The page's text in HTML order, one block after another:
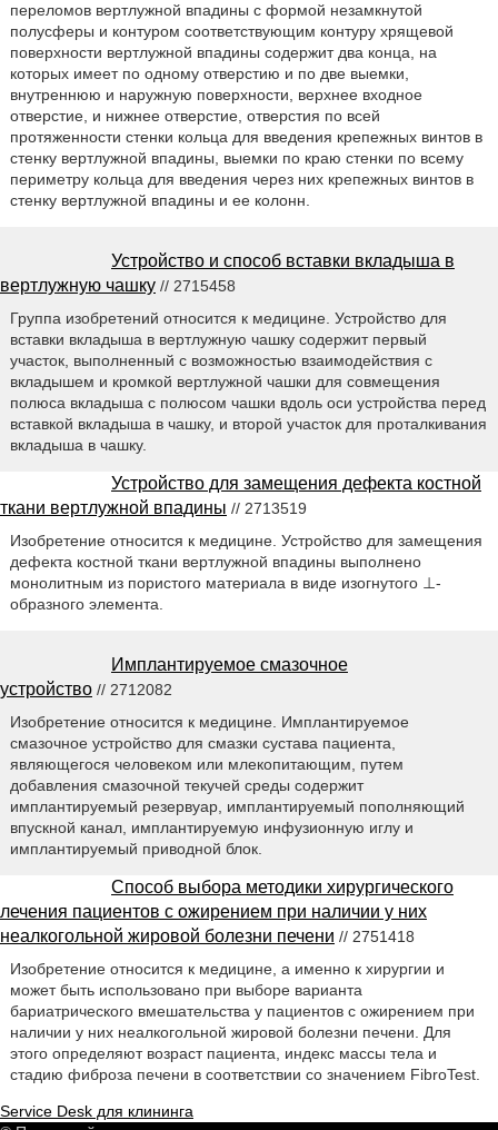
переломов вертлужной впадины с формой незамкнутой
полусферы и контуром соответствующим контуру хрящевой
поверхности вертлужной впадины содержит два конца, на
которых имеет по одному отверстию и по две выемки,
внутреннюю и наружную поверхности, верхнее входное
отверстие, и нижнее отверстие, отверстия по всей
протяженности стенки кольца для введения крепежных винтов в
стенку вертлужной впадины, выемки по краю стенки по всему
периметру кольца для введения через них крепежных винтов в
стенку вертлужной впадины и ее колонн.
Устройство и способ вставки вкладыша в
вертлужную чашку // 2715458
Группа изобретений относится к медицине. Устройство для
вставки вкладыша в вертлужную чашку содержит первый
участок, выполненный с возможностью взаимодействия с
вкладышем и кромкой вертлужной чашки для совмещения
полюса вкладыша с полюсом чашки вдоль оси устройства перед
вставкой вкладыша в чашку, и второй участок для проталкивания
вкладыша в чашку.
Устройство для замещения дефекта костной
ткани вертлужной впадины // 2713519
Изобретение относится к медицине. Устройство для замещения
дефекта костной ткани вертлужной впадины выполнено
монолитным из пористого материала в виде изогнутого ⊥-
образного элемента.
Имплантируемое смазочное
устройство // 2712082
Изобретение относится к медицине. Имплантируемое
смазочное устройство для смазки сустава пациента,
являющегося человеком или млекопитающим, путем
добавления смазочной текучей среды содержит
имплантируемый резервуар, имплантируемый пополняющий
впускной канал, имплантируемую инфузионную иглу и
имплантируемый приводной блок.
Способ выбора методики хирургического
лечения пациентов с ожирением при наличии у них
неалкогольной жировой болезни печени // 2751418
Изобретение относится к медицине, а именно к хирургии и
может быть использовано при выборе варианта
бариатрического вмешательства у пациентов с ожирением при
наличии у них неалкогольной жировой болезни печени. Для
этого определяют возраст пациента, индекс массы тела и
стадию фиброза печени в соответствии со значением FibroTest.
Service Desk для клининга